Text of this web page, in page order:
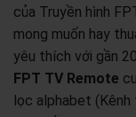
của Truyền hình
mong muốn hay
yêu thích với gần
FPT TV Remote
lọc alphabet